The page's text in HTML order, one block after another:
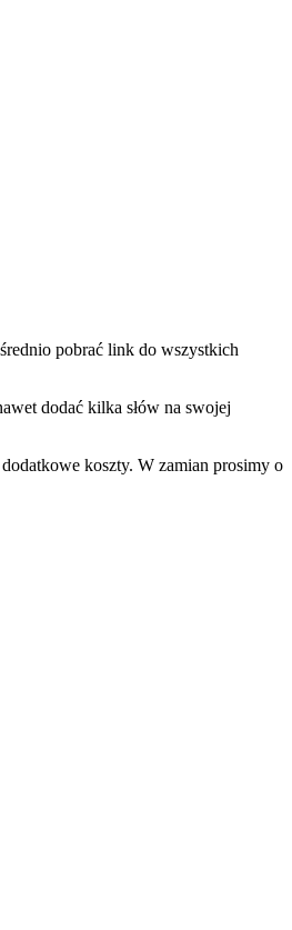
pobrać link do wszystkich
dodać kilka słów na swojej
koszty. W zamian prosimy o